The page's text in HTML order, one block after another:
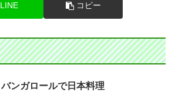
LINE コピー
バンガロールで日本料理